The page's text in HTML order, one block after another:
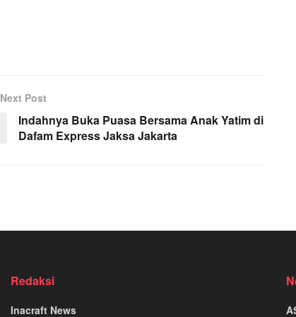
Next Post
Indahnya Buka Puasa Bersama Anak Yatim di
Dafam Express Jaksa Jakarta
Redaksi
Inacraft News